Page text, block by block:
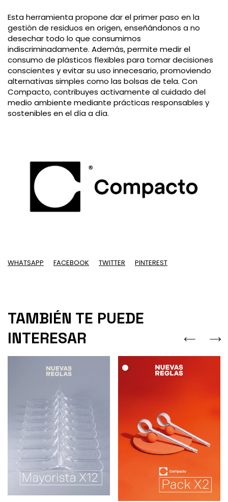
Esta herramienta propone dar el primer paso en la
gestión de residuos en origen, enseñándonos a no
desechar todo lo que consumimos
indiscriminadamente. Además, permite medir el
consumo de plásticos flexibles para tomar decisiones
conscientes y evitar su uso innecesario, promoviendo
alternativas simples como las bolsas de tela. Con
Compacto, contribuyes activamente al cuidado del
medio ambiente mediante prácticas responsables y
sostenibles en el día a día.
WHATSAPP FACEBOOK TWITTER PINTEREST
TAMBIÉN TE PUEDE
INTERESAR